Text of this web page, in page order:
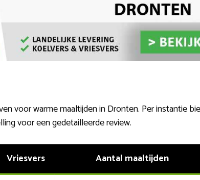
voor warme maaltijden in Dronten. Per instantie
voor een gedetailleerde review.
Vriesvers Aantal maaltijden